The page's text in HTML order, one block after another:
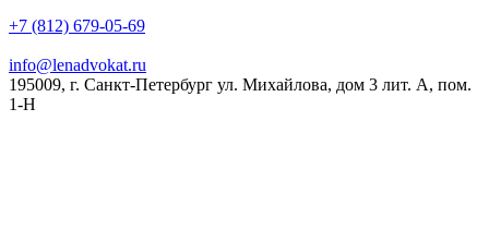
+7 (812) 679-05-69
info@lenadvokat.ru
195009, г. Санкт-Петербург ул. Михайлова, дом 3 лит. А, пом.
1-Н